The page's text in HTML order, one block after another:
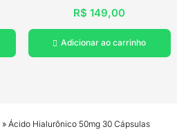
R$ 149,00
 Adicionar ao carrinho
» Ácido Hialurônico 50mg 30 Cápsulas